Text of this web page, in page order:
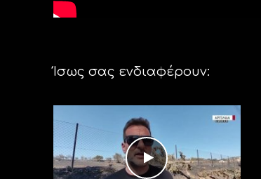
Ίσως σας ενδιαφέρουν: